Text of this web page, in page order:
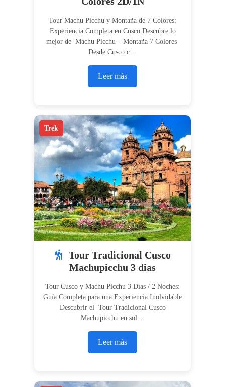
Tour Machu Picchu y Montaña de 7 Colores:
Experiencia Completa en Cusco Descubre lo
mejor de Machu Picchu – Montaña 7 Colores
Desde Cusco c…
Leer más
Trek
Tour Tradicional Cusco
Machupicchu 3 dias
Tour Cusco y Machu Picchu 3 Días / 2 Noches:
Guía Completa para una Experiencia Inolvidable
Descubrir el Tour Tradicional Cusco
Machupicchu en sol…
Leer más